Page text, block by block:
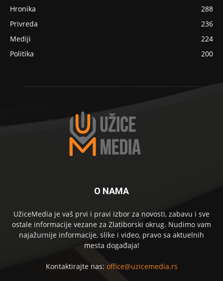
Hronika
288
Privreda
236
Mediji
224
Politika
200
O NAMA
UžiceMedia je vaš prvi i pravi izbor za novosti, zabavu i sve
ostale informacije vezane za Zlatiborski okrug. Nudimo vam
najažurnije informacije, slike i video, pravo sa aktuelnih
mesta događaja!
Kontaktirajte nas: office@uzicemedia.rs